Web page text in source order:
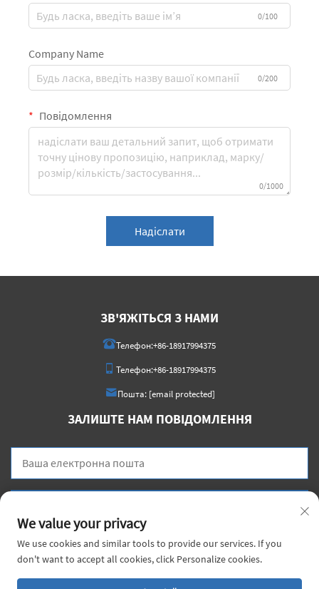
0/100
Company Name
0/200
Повідомлення
0/1000
Надіслати
ЗВ'ЯЖІТЬСЯ З НАМИ
Телефон:+86-18917994375
Телефон:+86-18917994375
Пошта: [email protected]
ЗАЛИШТЕ НАМ ПОВІДОМЛЕННЯ
We value your privacy
We use cookies and similar tools to provide our services. If you
don't want to accept all cookies, click Personalize cookies.